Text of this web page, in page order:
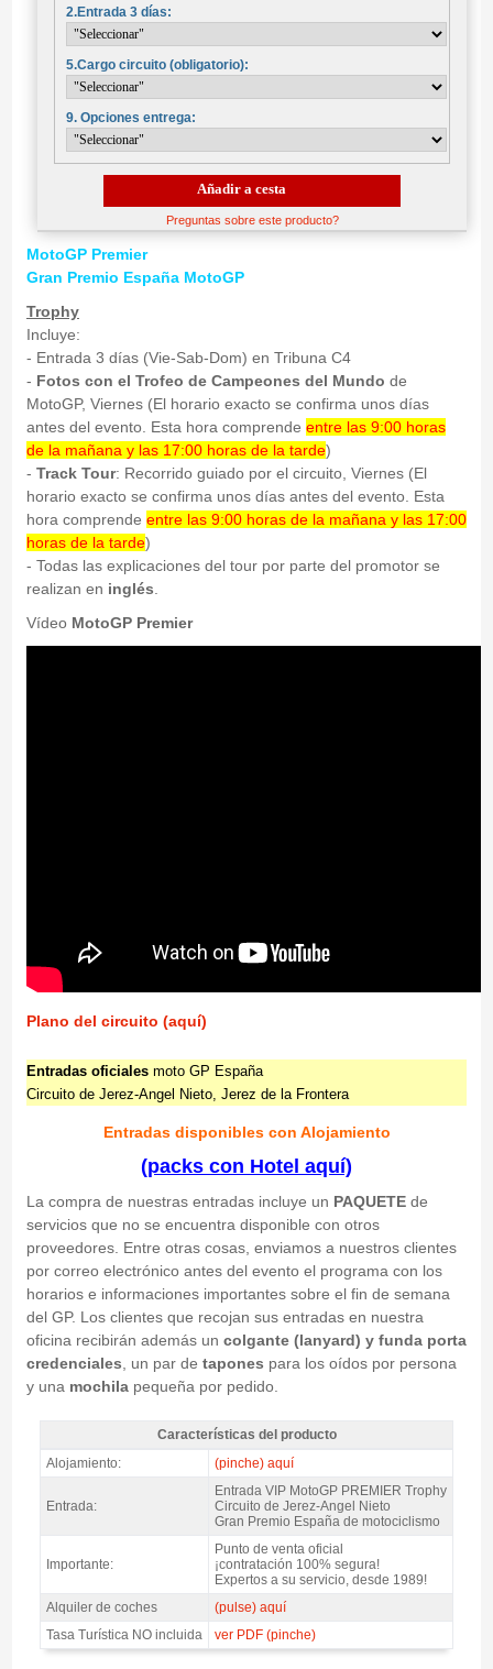
2.Entrada 3 días:
5.Cargo circuito (obligatorio):
9. Opciones entrega:
Preguntas sobre este producto?
MotoGP Premier
Gran Premio España MotoGP
Trophy
Incluye:
- Entrada 3 días (Vie-Sab-Dom) en Tribuna C4
- Fotos con el Trofeo de Campeones del Mundo de
MotoGP, Viernes (El horario exacto se confirma unos días
antes del evento. Esta hora comprende entre las 9:00 horas
de la mañana y las 17:00 horas de la tarde)
- Track Tour: Recorrido guiado por el circuito, Viernes (El
horario exacto se confirma unos días antes del evento. Esta
hora comprende entre las 9:00 horas de la mañana y las 17:00
horas de la tarde)
- Todas las explicaciones del tour por parte del promotor se
realizan en inglés
Vídeo MotoGP Premier
Plano del circuito (aquí)
Entradas oficiales moto GP España
Circuito de Jerez-Angel Nieto, Jerez de la Frontera
Entradas disponibles con Alojamiento
(packs con Hotel aquí)
La compra de nuestras entradas incluye un PAQUETEde
servicios que no se encuentra disponible con otros
proveedores. Entre otras cosas, enviamos a nuestros clientes
por correo electrónico antes del evento el programa con los
horarios e informaciones importantes sobre el fin de semana
del GP. Los clientes que recojan sus entradas en nuestra
oficina recibirán además un colgante (lanyard) y funda porta
credenciales , un par de tapones para los oídos por persona
y una mochilapequeña por pedido.
MotoGP Premier Trophy Jerez GP España 2027 - Características del
producto
Características del producto
Alojamiento:
(pinche) aquí
Entrada:
Entrada VIP MotoGP PREMIER Trophy
Circuito de Jerez-Angel Nieto
Gran Premio España de motociclismo
Importante:
Punto de venta oficial
¡contratación 100% segura!
Expertos a su servicio, desde 1989!
Alquiler de coches
(pulse) aquí
Tasa Turística NO incluida
ver PDF (pinche)